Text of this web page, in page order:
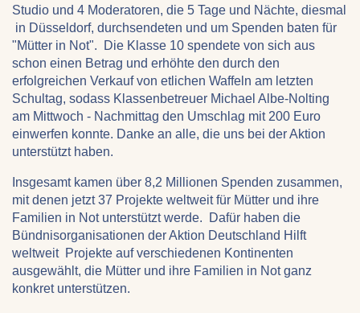
Studio und 4 Moderatoren, die 5 Tage und Nächte, diesmal
in Düsseldorf, durchsendeten und um Spenden baten für
"Mütter in Not". Die Klasse 10 spendete von sich aus
schon einen Betrag und erhöhte den durch den
erfolgreichen Verkauf von etlichen Waffeln am letzten
Schultag, sodass Klassenbetreuer Michael Albe-Nolting
am Mittwoch - Nachmittag den Umschlag mit 200 Euro
einwerfen konnte. Danke an alle, die uns bei der Aktion
unterstützt haben.
Insgesamt kamen über 8,2 Millionen Spenden zusammen,
mit denen jetzt 37 Projekte weltweit für Mütter und ihre
Familien in Not unterstützt werde. Dafür haben die
Bündnisorganisationen der Aktion Deutschland Hilft
weltweit Projekte auf verschiedenen Kontinenten
ausgewählt, die Mütter und ihre Familien in Not ganz
konkret unterstützen.